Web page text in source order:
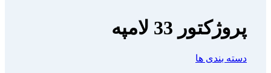
پروژکتور 33 لامپه
دسته بندی ها